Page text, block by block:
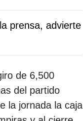
prensa, advierte
de 6,500
del partido
la jornada la caja